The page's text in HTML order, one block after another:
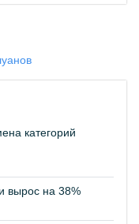
категорий
вырос на 38%